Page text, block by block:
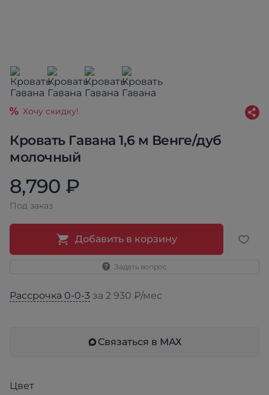
Кровать Гавана 1,6 м Венге/дуб
молочный
Хочу скидку!
8,790 ₽
Под заказ
Добавить в корзину
Задать вопрос
Рассрочка 0-0-3 за 2 930 ₽/мес
Связаться в МАХ
Цвет